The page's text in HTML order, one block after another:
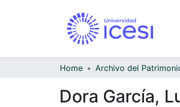
Home
Dora García,